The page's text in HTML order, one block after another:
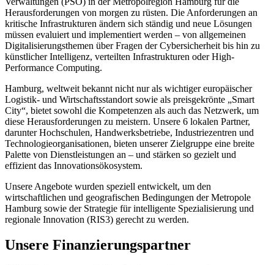
Herausforderungen von morgen zu rüsten. Die Anforderungen an
kritische Infrastrukturen ändern sich ständig und neue Lösungen
müssen evaluiert und implementiert werden – von allgemeinen
Digitalisierungsthemen über Fragen der Cybersicherheit bis hin zu
künstlicher Intelligenz, verteilten Infrastrukturen oder High-
Performance Computing.
Hamburg, weltweit bekannt nicht nur als wichtiger europäischer
Logistik- und Wirtschaftsstandort sowie als preisgekrönte „Smart
City“, bietet sowohl die Kompetenzen als auch das Netzwerk, um
diese Herausforderungen zu meistern. Unsere 6 lokalen Partner,
darunter Hochschulen, Handwerksbetriebe, Industriezentren und
Technologieorganisationen, bieten unserer Zielgruppe eine breite
Palette von Dienstleistungen an – und stärken so gezielt und
effizient das Innovationsökosystem.
Unsere Angebote wurden speziell entwickelt, um den
wirtschaftlichen und geografischen Bedingungen der Metropole
Hamburg sowie der Strategie für intelligente Spezialisierung und
regionale Innovation (RIS3) gerecht zu werden.
Unsere Finanzierungspartner